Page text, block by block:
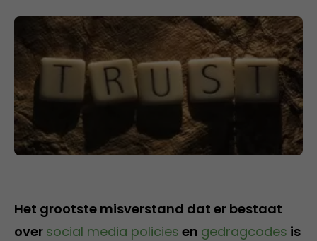
Het grootste misverstand dat er bestaat
over social media policies en gedragcodes is